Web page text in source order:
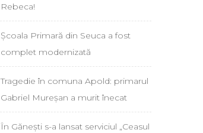
Rebeca!
Școala Primară din Seuca a fost
complet modernizată
Tragedie în comuna Apold: primarul
Gabriel Mureșan a murit înecat
În Gănești s-a lansat serviciul „Ceasul